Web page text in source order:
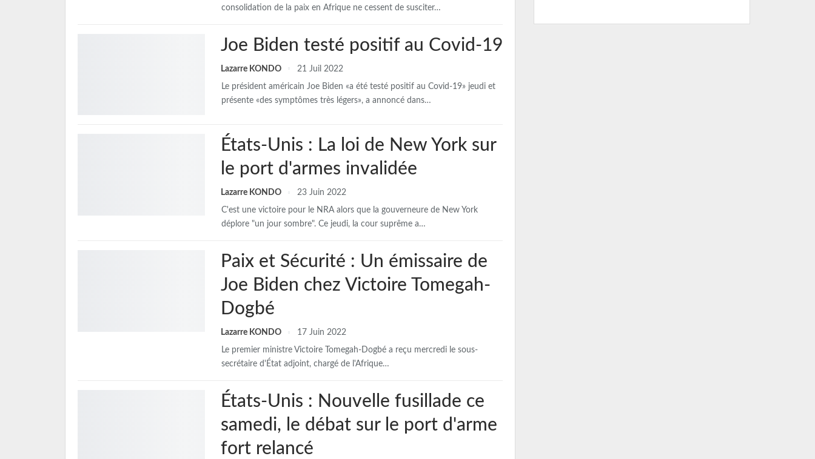
consolidation de la paix en Afrique ne cessent de susciter…
Joe Biden testé positif au Covid-19
Lazarre KONDO 21 Juil 2022
Le président américain Joe Biden «a été testé positif au Covid-19» jeudi et
présente «des symptômes très légers», a annoncé dans…
États-Unis : La loi de New York sur
le port d'armes invalidée
Lazarre KONDO 23 Juin 2022
C'est une victoire pour le NRA alors que la gouverneure de New York
déplore "un jour sombre". Ce jeudi, la cour suprême a…
Paix et Sécurité : Un émissaire de
Joe Biden chez Victoire Tomegah-
Dogbé
Lazarre KONDO 17 Juin 2022
Le premier ministre Victoire Tomegah-Dogbé a reçu mercredi le sous-
secrétaire d'État adjoint, chargé de l'Afrique…
États-Unis : Nouvelle fusillade ce
samedi, le débat sur le port d'arme
fort relancé